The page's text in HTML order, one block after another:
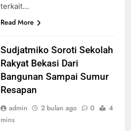
terkait…
Read More
Sudjatmiko Soroti Sekolah
Rakyat Bekasi Dari
Bangunan Sampai Sumur
Resapan
admin 2 bulan ago 0
4
mins